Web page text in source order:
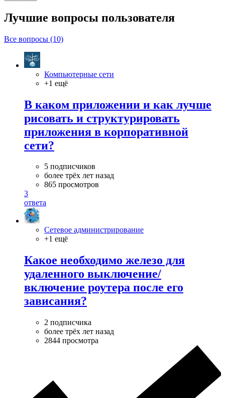
Лучшие вопросы пользователя
Все вопросы (10)
Компьютерные сети
+1 ещё
В каком приложении и как лучше
рисовать и структурировать
приложения в корпоративной
сети?
5 подписчиков
более трёх лет назад
865 просмотров
3
ответа
Сетевое администрирование
+1 ещё
Какое необходимо железо для
удаленного выключение/
включение роутера после его
зависания?
2 подписчика
более трёх лет назад
2844 просмотра